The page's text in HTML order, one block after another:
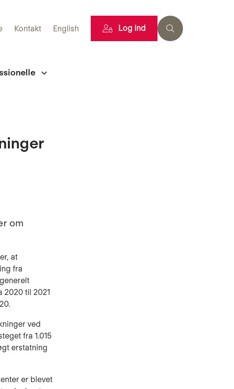
Kontakt English Log ind
om
at
fra
2020 til 2021
ved
fra 1.015
erstatning
er blevet